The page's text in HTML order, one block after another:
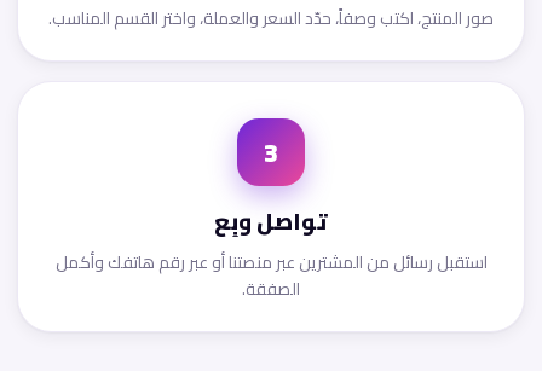
صور المنتج، اكتب وصفاً، حدّد السعر والعملة، واختر القسم المناسب.
3
تواصل وبِع
استقبل رسائل من المشترين عبر منصتنا أو عبر رقم هاتفك وأكمل
الصفقة.